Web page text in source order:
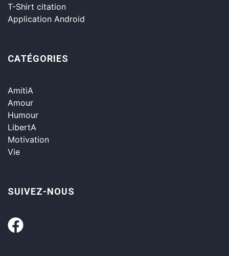
T-Shirt citation
Application Android
CATÉGORIES
AmitiA
Amour
Humour
LibertA
Motivation
Vie
SUIVEZ-NOUS